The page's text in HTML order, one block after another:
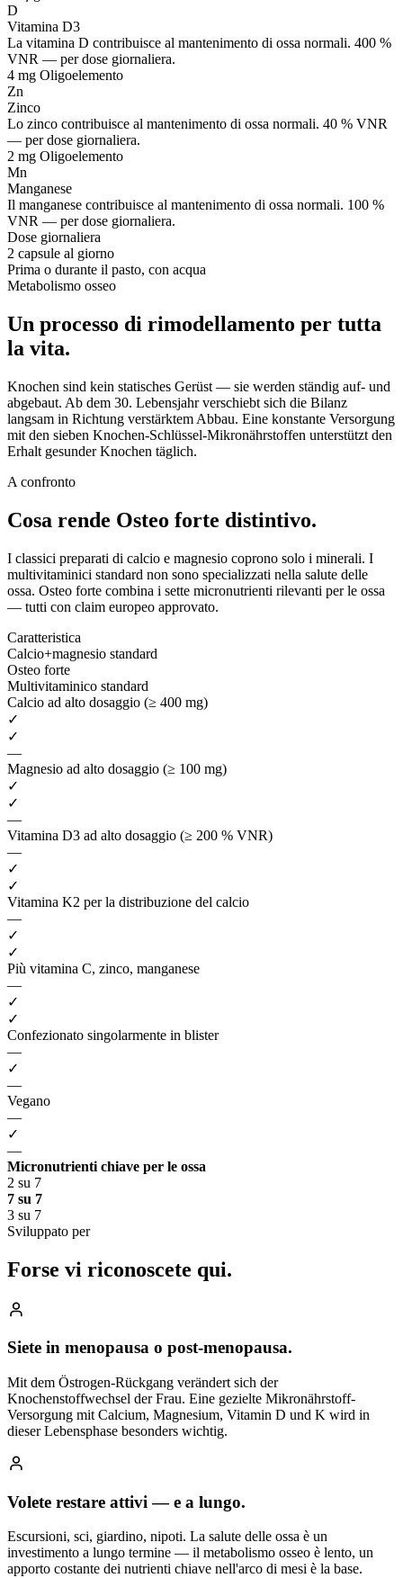
D
Vitamina D3
La vitamina D contribuisce al mantenimento di ossa normali. 400 %
VNR — per dose giornaliera.
4 mg Oligoelemento
Zn
Zinco
Lo zinco contribuisce al mantenimento di ossa normali. 40 % VNR
— per dose giornaliera.
2 mg Oligoelemento
Mn
Manganese
Il manganese contribuisce al mantenimento di ossa normali. 100 %
VNR — per dose giornaliera.
Dose giornaliera
2 capsule al giorno
Prima o durante il pasto, con acqua
Metabolismo osseo
Un processo di rimodellamento per tutta
la vita.
Knochen sind kein statisches Gerüst — sie werden ständig auf- und
abgebaut. Ab dem 30. Lebensjahr verschiebt sich die Bilanz
langsam in Richtung verstärktem Abbau. Eine konstante Versorgung
mit den sieben Knochen-Schlüssel-Mikronährstoffen unterstützt den
Erhalt gesunder Knochen täglich.
A confronto
Cosa rende Osteo forte distintivo.
I classici preparati di calcio e magnesio coprono solo i minerali. I
multivitaminici standard non sono specializzati nella salute delle
ossa. Osteo forte combina i sette micronutrienti rilevanti per le ossa
— tutti con claim europeo approvato.
Caratteristica
Calcio+magnesio standard
Osteo forte
Multivitaminico standard
Calcio ad alto dosaggio (≥ 400 mg)
✓
✓
—
Magnesio ad alto dosaggio (≥ 100 mg)
✓
✓
—
Vitamina D3 ad alto dosaggio (≥ 200 % VNR)
—
✓
✓
Vitamina K2 per la distribuzione del calcio
—
✓
✓
Più vitamina C, zinco, manganese
—
✓
✓
Confezionato singolarmente in blister
—
✓
—
Vegano
—
✓
—
Micronutrienti chiave per le ossa
2 su 7
7 su 7
3 su 7
Sviluppato per
Forse vi riconoscete qui.
Siete in menopausa o post-menopausa.
Mit dem Östrogen-Rückgang verändert sich der
Knochenstoffwechsel der Frau. Eine gezielte Mikronährstoff-
Versorgung mit Calcium, Magnesium, Vitamin D und K wird in
dieser Lebensphase besonders wichtig.
Volete restare attivi — e a lungo.
Escursioni, sci, giardino, nipoti. La salute delle ossa è un
investimento a lungo termine — il metabolismo osseo è lento, un
apporto costante dei nutrienti chiave nell'arco di mesi è la base.